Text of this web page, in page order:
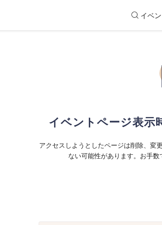
イベ
イベントページ表示
アクセスしようとしたページは削除、変
ない可能性があります。お手数